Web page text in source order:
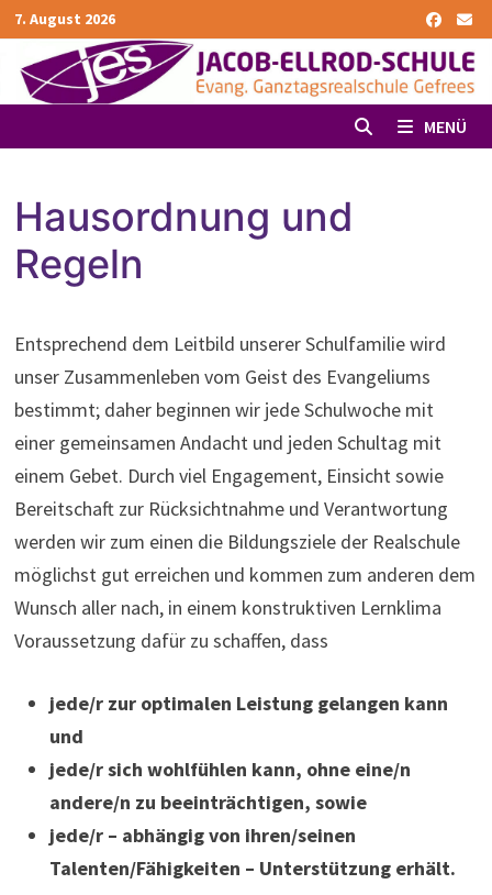
Zurück
zum
Inhalt
7. August 2026
MENÜ
Hausordnung und
Regeln
Entsprechend dem Leitbild unserer Schulfamilie wird
unser Zusammenleben vom Geist des Evangeliums
bestimmt; daher beginnen wir jede Schulwoche mit
einer gemeinsamen Andacht und jeden Schultag mit
einem Gebet. Durch viel Engagement, Einsicht sowie
Bereitschaft zur Rücksichtnahme und Verantwortung
werden wir zum einen die Bildungsziele der Realschule
möglichst gut erreichen und kommen zum anderen dem
Wunsch aller nach, in einem konstruktiven Lernklima
Voraussetzung dafür zu schaffen, dass
jede/r zur optimalen Leistung gelangen kann
und
jede/r sich wohlfühlen kann, ohne eine/n
andere/n zu beeinträchtigen, sowie
jede/r – abhängig von ihren/seinen
Talenten/Fähigkeiten – Unterstützung erhält.